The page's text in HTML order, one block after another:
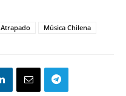
Atrapado Música Chilena